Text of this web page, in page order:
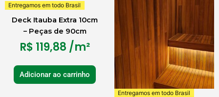
Entregamos em todo Brasil
Deck Itauba Extra 10cm
– Peças de 90cm
R$ 119,88 /m²
Adicionar ao carrinho
Entregamos em todo Brasil